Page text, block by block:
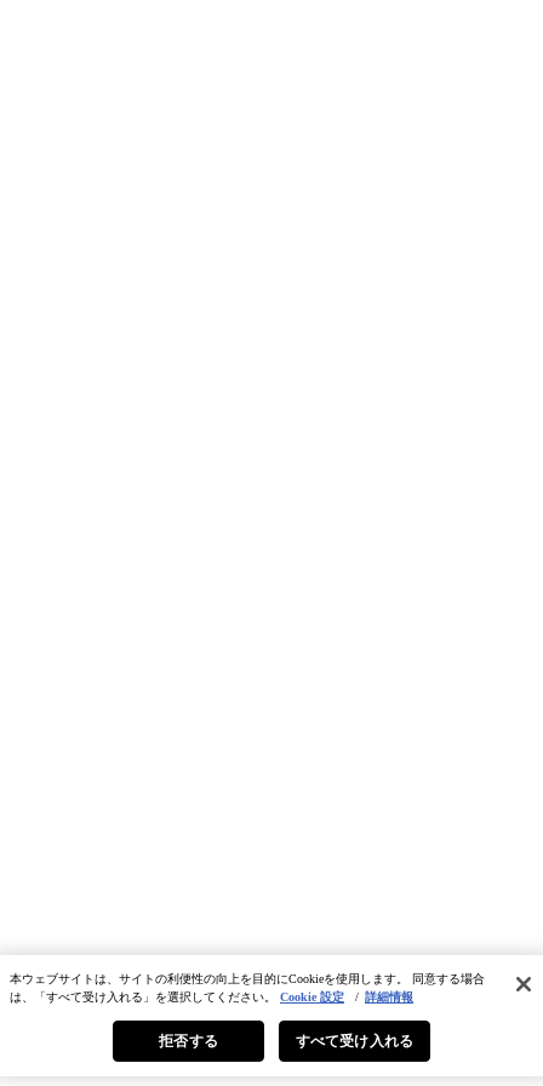
本ウェブサイトは、サイトの利便性の向上を目的にCookieを使用します。 同意する場合
は、「すべて受け入れる」を選択してください。 Cookie 設定 / 詳細情報
拒否する すべて受け入れる